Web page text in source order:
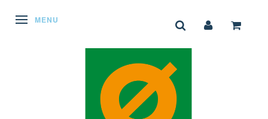
SKIFTE NAVIGATION
MENU